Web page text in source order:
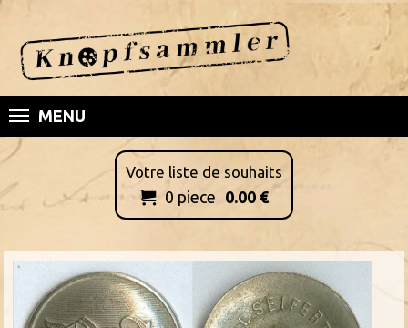
MENU
Votre liste de souhaits
 0 piece 0.00 €